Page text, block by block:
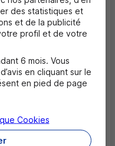
visuels
à
?
des statistiques et
et de la publicité
profil et de votre
6 mois. Vous
en cliquant sur le
en pied de page
Cookies